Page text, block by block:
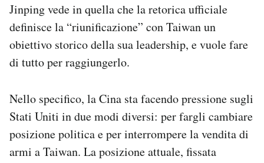
Jinping vede in quella che la retorica ufficiale
definisce la “riunificazione” con Taiwan un
obiettivo storico della sua leadership, e vuole fare
di tutto per raggiungerlo.
Nello specifico, la Cina sta facendo pressione sugli
Stati Uniti in due modi diversi: per fargli cambiare
posizione politica e per interrompere la vendita di
armi a Taiwan. La posizione attuale, fissata